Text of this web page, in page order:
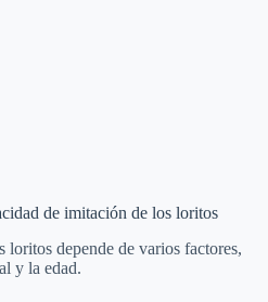
de imitación de los loritos
depende de varios factores,
y la edad.